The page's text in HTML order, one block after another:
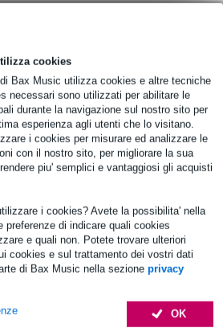
cookies
di Bax Music utilizza cookies e altre tecniche
necessari sono utilizzati per abilitare le
durante la navigazione sul nostro sito per
esperienza agli utenti che lo visitano.
i cookies per misurare ed analizzare le
con il nostro sito, per migliorare la sua
piu' semplici e vantaggiosi gli acquisti
i cookies? Avete la possibilita' nella
preferenze di indicare quali cookies
e quali non. Potete trovare ulteriori
cookies e sul trattamento dei vostri dati
di Bax Music nella sezione privacy
OK
Pedal
€
Aggiungi al carrello
1 Valutazione
Logic Fusion processore bus
2.378,00 € 1.539,00 €